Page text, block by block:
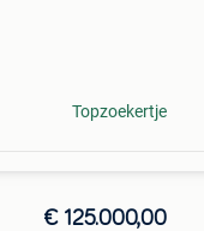
Topzoekertje
€ 125.000,00